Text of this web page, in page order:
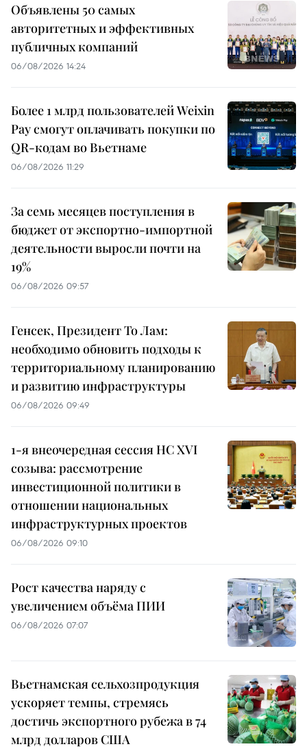
Объявлены 50 самых
авторитетных и эффективных
публичных компаний
06/08/2026 14:24
Более 1 млрд пользователей Weixin
Pay смогут оплачивать покупки по
QR-кодам во Вьетнаме
06/08/2026 11:29
За семь месяцев поступления в
бюджет от экспортно-импортной
деятельности выросли почти на
19%
06/08/2026 09:57
Генсек, Президент То Лам:
необходимо обновить подходы к
территориальному планированию
и развитию инфраструктуры
06/08/2026 09:49
1-я внеочередная сессия НС XVI
созыва: рассмотрение
инвестиционной политики в
отношении национальных
инфраструктурных проектов
06/08/2026 09:10
Рост качества наряду с
увеличением объёма ПИИ
06/08/2026 07:07
Вьетнамская сельхозпродукция
ускоряет темпы, стремясь
достичь экспортного рубежа в 74
млрд долларов США